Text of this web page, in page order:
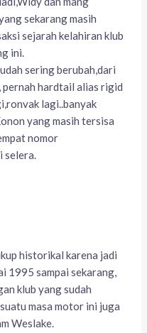
sekarang masih
sejarah kelahiran klub
ini.
sering berubah,dari
pernah hardtail alias rigid
lagi..banyak
yang masih tersisa
nomor
selera.
historikal karena jadi
1995 sampai sekarang,
klub yang sudah
masa motor ini juga
Weslake.